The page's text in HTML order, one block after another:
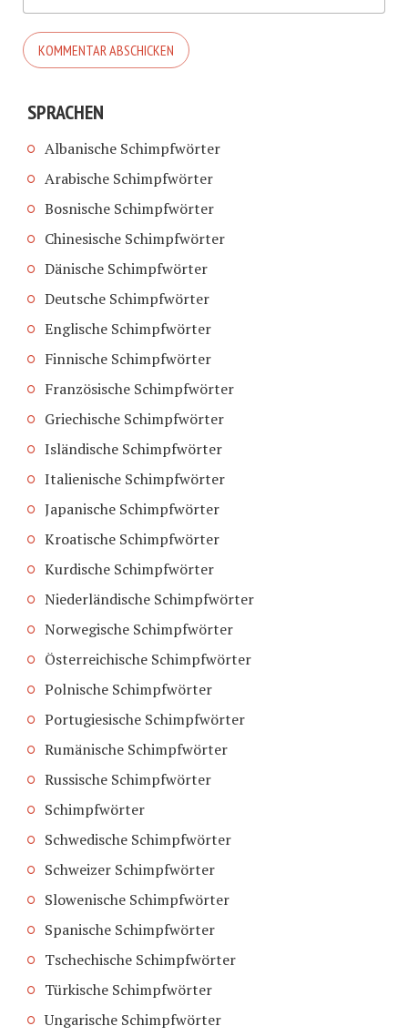
SPRACHEN
Albanische Schimpfwörter
Arabische Schimpfwörter
Bosnische Schimpfwörter
Chinesische Schimpfwörter
Dänische Schimpfwörter
Deutsche Schimpfwörter
Englische Schimpfwörter
Finnische Schimpfwörter
Französische Schimpfwörter
Griechische Schimpfwörter
Isländische Schimpfwörter
Italienische Schimpfwörter
Japanische Schimpfwörter
Kroatische Schimpfwörter
Kurdische Schimpfwörter
Niederländische Schimpfwörter
Norwegische Schimpfwörter
Österreichische Schimpfwörter
Polnische Schimpfwörter
Portugiesische Schimpfwörter
Rumänische Schimpfwörter
Russische Schimpfwörter
Schimpfwörter
Schwedische Schimpfwörter
Schweizer Schimpfwörter
Slowenische Schimpfwörter
Spanische Schimpfwörter
Tschechische Schimpfwörter
Türkische Schimpfwörter
Ungarische Schimpfwörter